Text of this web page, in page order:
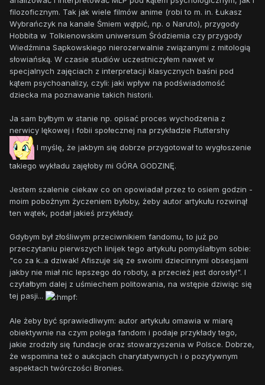
filozoficznym. Tak jak wiele filmów anime (robi to m. in. Łukasz
Wybrańczyk na kanale Śmiem wątpić, np. o Naruto), przygody
Hobbita w Tolkienowskim uniwersum Śródziemia czy przygody
Wiedźmina Sapkowskiego nierozerwalnie związanymi z mitologią
słowiańską. W czasie studiów uczestniczyłem nawet w
specjalnych zajęciach z interpretacji klasycznych baśni pod
kątem psychoanalizy, czyli: jaki wpływ na podświadomość
dziecka ma poznawanie takich historii.
Ja sam byłbym w stanie np. opisać proces wychodzenia z
nerwicy lękowej i fobii społecznej na przykładzie Fluttershy
I myślę, że jakbym się dobrze przygotował to wygłoszenie
takiego wykładu zajęłoby mi GÓRA GODZINĘ.
Jestem szalenie ciekaw co on opowiadał przez to osiem godzin -
moim pobożnym życzeniem byłoby, żeby autor artykułu rozwinął
ten wątek, podał jakieś przykłady.
Gdybym był złośliwym przeciwnikiem fandomu, to już po
przeczytaniu pierwszych linijek tego artykułu pomyślałbym sobie:
"co za k..a dziwak! Afiszuje się ze swoimi dziecinnymi obsesjami
jakby nie miał nic lepszego do roboty, a przecież jest dorosły!". I
czytałbym dalej z uśmiechem politowania, na wstępie dziwiąc się
tej pasji...
Ale żeby być sprawiedliwym: autor artykułu omawia w miarę
obiektywnie na czym polega fandom i podaje przykłady tego,
jakie zrodziły się fundacje oraz stowarzyszenia w Polsce. Dobrze,
że wspomina też o aukcjach charytatywnych i o pozytywnym
aspektach twórczości Bronies.